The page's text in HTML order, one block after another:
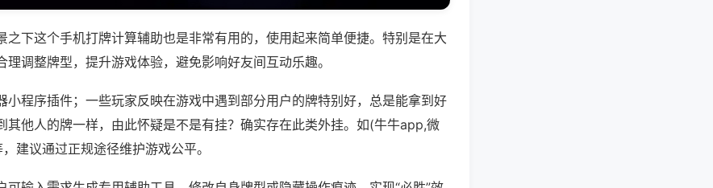
之下这个手机打牌计算辅助也是非常有用的，使用起来简单便捷。特别是在大
理调整牌型，提升游戏体验，避免影响好友间互动乐趣。
小程序插件；一些玩家反映在游戏中遇到部分用户的牌特别好，总是能拿到好
其他人的牌一样，由此怀疑是不是有挂？确实存在此类外挂。如(牛牛app,微
建议通过正规途径维护游戏公平。